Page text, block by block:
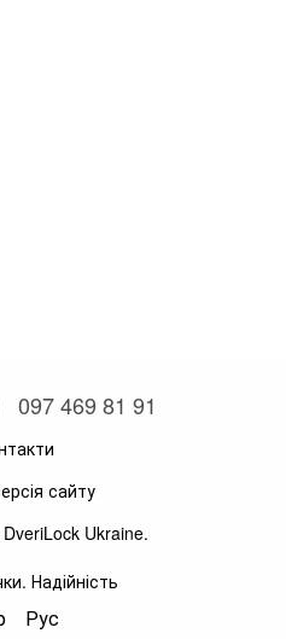
097 469 81 91
сайту
Ukraine.
Надійність
Рус